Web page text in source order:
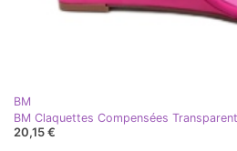
BM
BM Claquettes Compensées
20,15 €